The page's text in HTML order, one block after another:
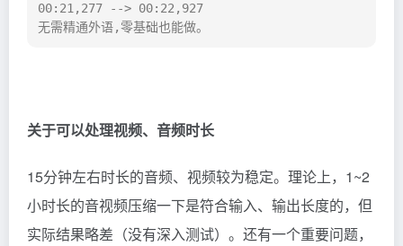
00:21,277 --> 00:22,927
无需精通外语,零基础也能做。
关于可以处理视频、音频时长
15分钟左右时长的音频、视频较为稳定。理论上，1~2
小时长的音视频压缩一下是符合输入、输出长度的，但
实际结果略差（没有深入测试）。还有一个重要问题，